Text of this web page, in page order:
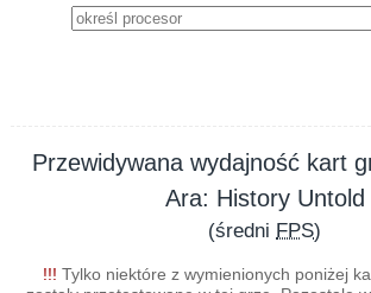
Przewidywana wydajność kart
Ara: History Untold
(średni FPS)
!!! Tylko niektóre z wymienionych poniżej